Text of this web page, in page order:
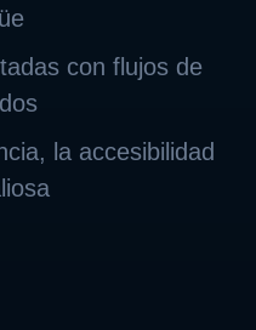
con flujos de
la accesibilidad